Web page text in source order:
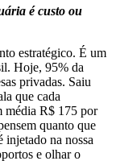
é custo ou
estratégico. É um
Hoje, 95% da
privadas. Saiu
que cada
média R$ 175 por
quanto que
injetado na nossa
e olhar o